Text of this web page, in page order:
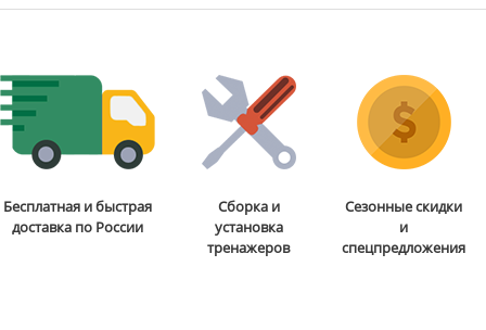
Бесплатная и быстрая
доставка по России
Сборка и
установка
тренажеров
Сезонные скидки
и
спецпредложения